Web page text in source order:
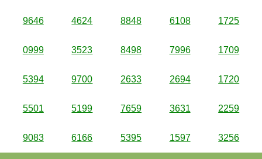
9646 4624 8848 6108 1725
0999 3523 8498 7996 1709
5394 9700 2633 2694 1720
5501 5199 7659 3631 2259
9083 6166 5395 1597 3256